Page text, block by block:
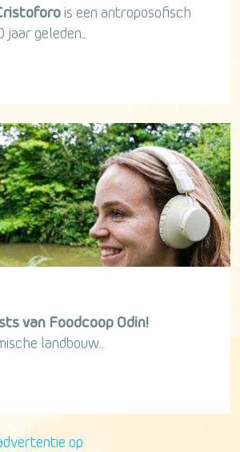
is een antroposofisch
jaar geleden...
van Foodcoop Odin!
landbouw...
op